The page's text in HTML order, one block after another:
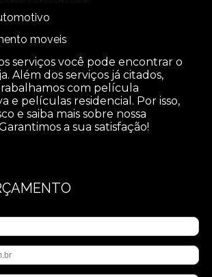
moveis
serviços você pode encontrar o
Além dos serviços já citados,
com película
e películas residencial. Por isso,
e saiba mais sobre nossa
a sua satisfação!